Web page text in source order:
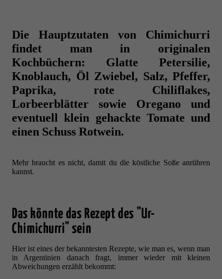
Die Hauptzutaten von Chimichurri
findet man in originalen
Kochbüchern: Glatte Petersilie,
Knoblauch, Öl Zwiebel, Salz, Pfeffer,
Paprika, rote Chiliflakes,
Lorbeerblätter sowie Oregano und
eventuell klein gehackte Tomate und
einen Schuss Rotwein.
Mehr braucht es nicht, damit du die köstliche Soße anrühren
kannst.
Das könnte das Rezept des "Ur-
Chimichurri" sein
Hier ist eines der bekanntesten Rezepte, wie man es, wenn man
in Argentinien danach fragt, immer wieder mit kleinen
Abweichungen erzählt bekommt: